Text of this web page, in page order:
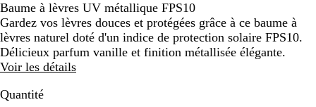
fléchées
pour
faire
défiler
pour
faire
défiler
Baume à lèvres UV métallique FPS10
Gardez vos lèvres douces et protégées grâce à ce baume à
lèvres naturel doté d'un indice de protection solaire FPS10.
Délicieux parfum vanille et finition métallisée élégante.
Voir les détails
Quantité